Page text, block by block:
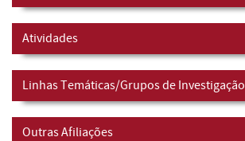
Atividades
Linhas Temáticas/Grupos de Investigação
Outras Afiliações